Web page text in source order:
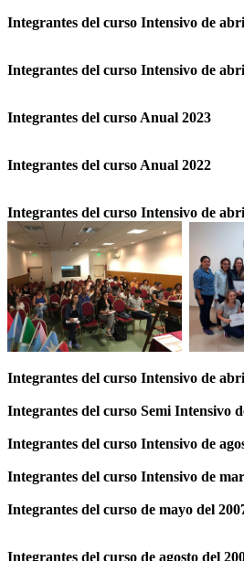
Integrantes del curso Intensivo de
Integrantes del curso Intensivo de
Integrantes del curso Anual 2023
Integrantes del curso Anual 2022
Integrantes del curso Intensivo de
Integrantes del curso Intensivo de
Integrantes del curso Semi Intensivo
Integrantes del curso Intensivo de
Integrantes del curso Intensivo de
Integrantes del curso de mayo del
Integrantes del curso de agosto del